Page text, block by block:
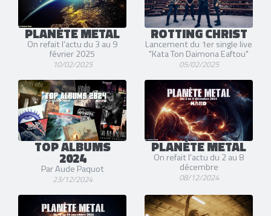
PLANÈTE METAL
On refait l'actu du 3 au 9
février 2025
10/02/2025
ROTTING CHRIST
Lancement du 1er single live
"Kata Ton Daimona Eaftou"
05/02/2025
TOP ALBUMS
2024
Par Aude Paquot
23/12/2024
PLANÈTE METAL
On refait l'actu du 2 au 8
décembre
08/12/2024